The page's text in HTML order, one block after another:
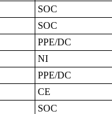
SOC
SOC
PPE/DC
NI
PPE/DC
CE
SOC